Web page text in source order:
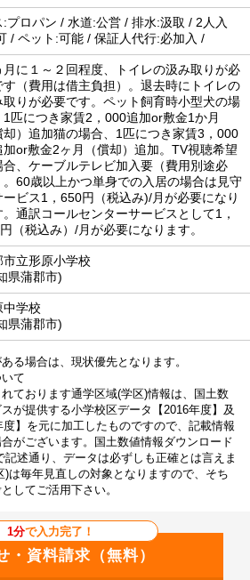
:プロパン / 水道:公営 / 排水:汲取 / 2人入
/ ペット:可能 / 保証人代行:必加入 /
月に１～２回程度、トイレの汲み取りが必
す（費用は借主負担）。退去時にトイレの
取りが必要です。ペット飼育時小型犬の場
1匹につき家賃2，000追加or敷金1か月
却）追加猫の場合、1匹につき家賃3，000
加or敷金2ヶ月（償却）追加。TV視聴希望
合、ケーブルテレビ加入要（費用別途必
。60歳以上かつ単身での入居の場合は見守
ービス1，650円（税込み)/月が必要になり
。通訳コールセンターサービスとして1，
（税込み）/月が必要になります。
市立形原小学校
県蒲郡市)
中学校
県蒲郡市)
る場合は、現状優先となります。
て
ております通学区域(学区)情報は、国土数
が提供する小学校区データ【2016年度】及
】を元に加工したものですので、記載情報
がございます。国土数値情報ダウンロード
述通り、データは必ずしも正確とは言えま
は毎年見直しの対象となりますので、そち
してご活用下さい。
1分で入力完了！